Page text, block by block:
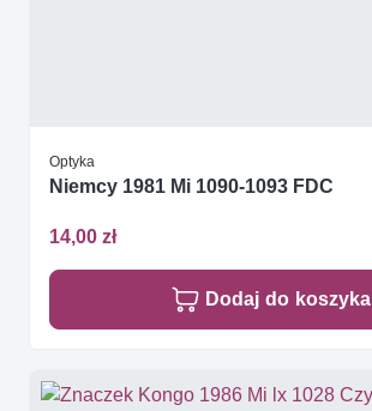
Optyka
Niemcy 1981 Mi 1090-1093 FDC
14,00 zł
Dodaj do koszyka